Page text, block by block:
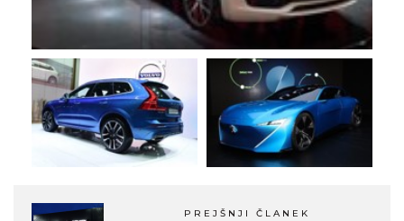
PREJŠNJI ČLANEK